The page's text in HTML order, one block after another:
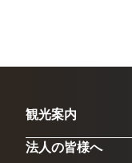
観光案内
法人の皆様へ